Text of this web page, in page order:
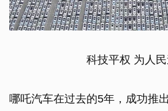
科技平权 为人
哪吒汽车在过去的5年，成功推